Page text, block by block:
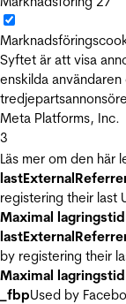
Syftet är att visa
enskilda
Meta Platforms, Inc.
3
Läs mer om den här
registering their last
Maximal lagringstid
by registering their
Maximal lagringstid
_fbpUsed by